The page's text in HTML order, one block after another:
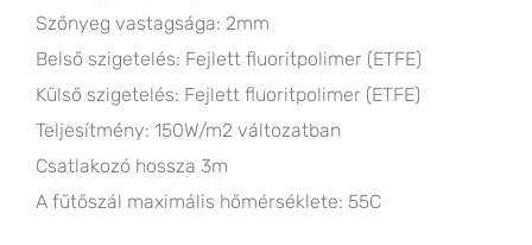
Szőnyeg vastagsága: 2mm
Belső szigetelés: Fejlett fluoritpolimer (ETFE)
Külső szigetelés: Fejlett fluoritpolimer (ETFE)
Teljesítmény: 150W/m2 változatban
Csatlakozó hossza 3m
A fűtőszál maximális hőmérséklete: 55C